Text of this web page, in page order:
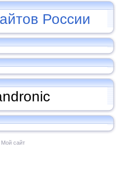
России
Мой сайт